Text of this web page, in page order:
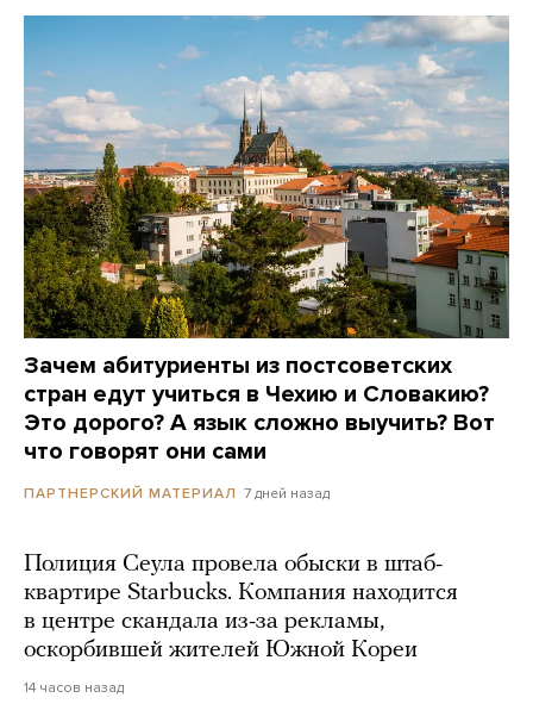
Зачем абитуриенты из постсоветских
стран едут учиться в Чехию и Словакию?
Это дорого? А язык сложно выучить? Вот
что говорят они сами
ПАРТНЕРСКИЙ МАТЕРИАЛ 7 дней назад
Полиция Сеула провела обыски в штаб-
квартире Starbucks. Компания находится
в центре скандала из-за рекламы,
оскорбившей жителей Южной Кореи
14 часов назад